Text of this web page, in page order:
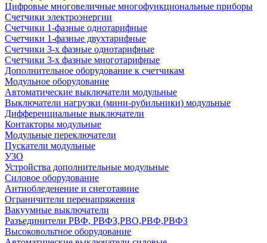
Цифровые многовеличные многофункциональные приборы
Счетчики электроэнергии
Счетчики 1-фазные однотарифные
Счетчики 1-фазные двухтарифные
Счетчики 3-х фазные однотарифные
Счетчики 3-х фазные многотарифные
Дополнительное оборудование к счетчикам
Модульное оборудование
Автоматические выключатели модульные
Выключатели нагрузки (мини-рубильники) модульные
Дифференциальные выключатели
Контакторы модульные
Модульные переключатели
Пускатели модульные
УЗО
Устройства дополнительные модульные
Силовое оборудование
Антиобледенение и снеготаяние
Ограничители перенапряжения
Вакуумные выключатели
Разъединители РВФ, РВФЗ,РВО,РВФ,РВФЗ
Высоковольтное оборудование